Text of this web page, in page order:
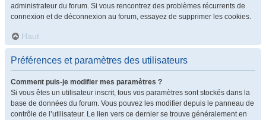
administrateur du forum. Si vous rencontrez des problèmes récurrents de
connexion et de déconnexion au forum, essayez de supprimer les cookies.
Haut
Préférences et paramètres des utilisateurs
Comment puis-je modifier mes paramètres ?
Si vous êtes un utilisateur inscrit, tous vos paramètres sont stockés dans la
base de données du forum. Vous pouvez les modifier depuis le panneau de
contrôle de l’utilisateur. Le lien vers ce dernier se trouve généralement en